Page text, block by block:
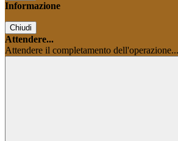
Informazione
Chiudi
Attendere...
Attendere il completamento dell'operazione...